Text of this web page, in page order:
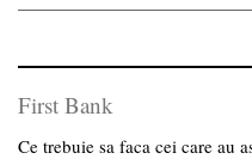
First Bank
Ce trebuie sa faca cei care au